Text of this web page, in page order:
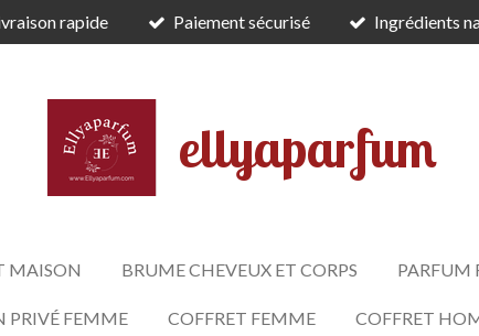
rapide Paiement sécurisé Ingrédients
ellyaparfum
MAISON BRUME CHEVEUX ET CORPS PARFUM
PRIVÉ FEMME COFFRET FEMME COFFRET